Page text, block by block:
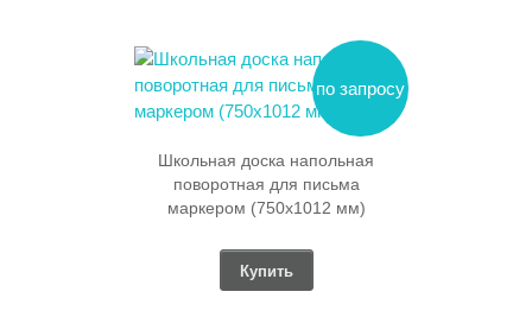
по запросу
Школьная доска напольная
поворотная для письма
маркером (750х1012 мм)
Купить